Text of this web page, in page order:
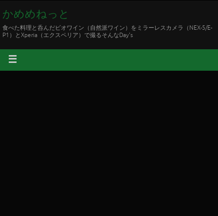
かめめねっと
食べた料理と呑んだビオワイン（自然派ワイン）をミラーレスカメラ（NEX-5/E-
P1）とXperia（エクスペリア）で撮るそんなDay's